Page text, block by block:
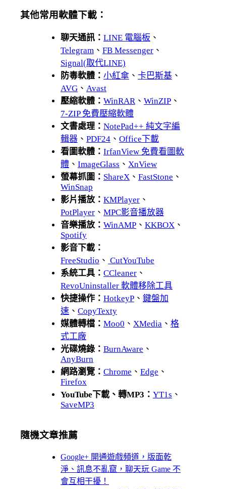
其他常用軟體下載：
聊天通訊： LINE 電腦板 、
Telegram 、 FB Messenger 、
Signal(取代LINE)
防毒軟體： 小紅傘 、 卡巴斯基 、
AVG 、 Avast
壓縮軟體： WinRAR、 WinZIP 、
7-ZIP 免費壓縮軟體
文書處理： NotePad++ 純文字編
輯器 、 PDF24 、 Office下載
看圖軟體： IrfanView 免費看圖軟
體 、 ImageGlass 、 XnView
螢幕抓圖： ShareX 、 FastStone 、
WinSnap
影片播放： KMPlayer 、
PotPlayer 、 MPC影音播放器
音樂播放： WinAMP 、 KKBOX 、
Spotify
影音下載：
FreeStudio 、 CutYouTube
系統工具： CCleaner 、
RevoUninstaller 軟體移除工具
快捷操作： HotkeyP 、 鍵盤加
速 、 CopyTexty
媒體轉檔： Moo0 、 XMedia 、 格
式工廠
光碟燒錄： BurnAware 、
AnyBurn
網路瀏覽： Chrome 、 Edge 、
Firefox
YouTube下載、轉MP3： YT1s 、
SaveMP3
隨機文章推薦
Google+ 開通遊戲頻道，版面乾
淨、訊息不亂竄，聊天玩 Game 不
會互相干擾！